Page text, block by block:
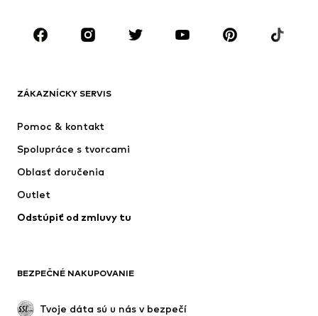
Doplnky
Premium
Nové
Bundy
Bielizeň
Kabáty
Plavky
Upcyklácia
ZÁKAZNÍCKY SERVIS
Pomoc & kontakt
Spolupráce s tvorcami
Oblasť doručenia
Outlet
Odstúpiť od zmluvy tu
BEZPEČNÉ NAKUPOVANIE
Tvoje dáta sú u nás v bezpečí